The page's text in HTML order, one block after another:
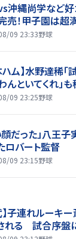
沖縄尚学など
売！甲子園は超
09 23:33野球
ハム】水野達稀
んといてくれ」
09 23:25野球
顔だった」八王
ロバート監督
09 23:15野球
】子連れルーキ
れる 試合序盤